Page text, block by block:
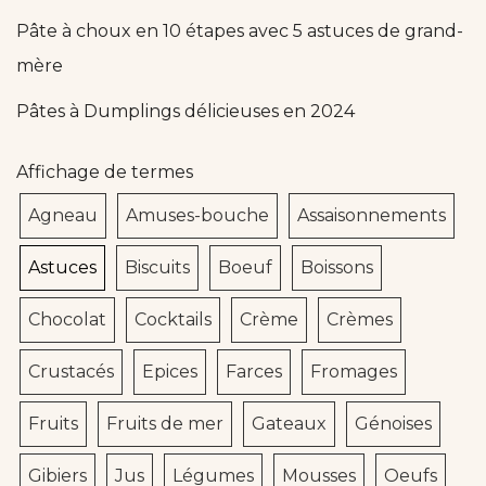
Pâte à choux en 10 étapes avec 5 astuces de grand-
mère
Pâtes à Dumplings délicieuses en 2024
Affichage de termes
Agneau Amuses-bouche Assaisonnements
Astuces Biscuits Boeuf Boissons
Chocolat Cocktails Crème Crèmes
Crustacés Epices Farces Fromages
Fruits Fruits de mer Gateaux Génoises
Gibiers Jus Légumes Mousses Oeufs